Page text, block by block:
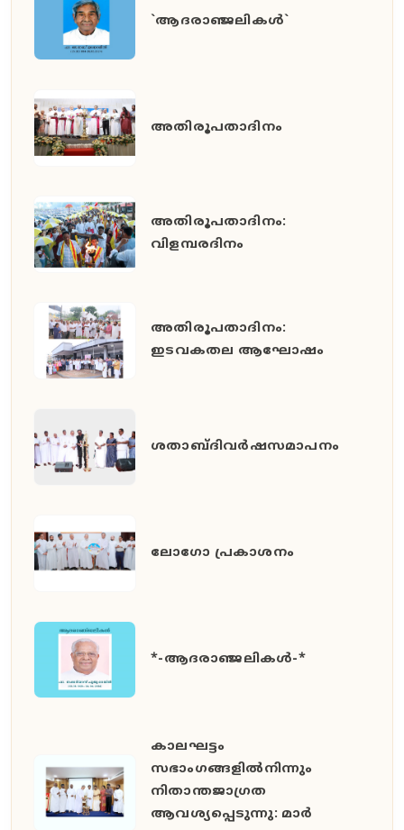
`ആദരാഞ്ജലികൾ`
അതിരൂപതാദിനം
അതിരൂപതാദിനം:
വിളമ്പരദിനം
അതിരൂപതാദിനം:
ഇടവകതല ആഘോഷം
ശതാബ്ദിവർഷസമാപനം
ലോഗോ പ്രകാശനം
*-ആദരാഞ്ജലികൾ-*
കാലഘട്ടം
സഭാംഗങ്ങളിൽനിന്നും
നിതാന്തജാഗ്രത
ആവശ്യപ്പെടുന്നു: മാർ